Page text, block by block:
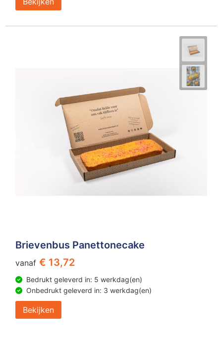
Brievenbus Panettonecake
vanaf € 13,72
Bedrukt geleverd in: 5 werkdag(en)
Onbedrukt geleverd in: 3 werkdag(en)
Bekijken